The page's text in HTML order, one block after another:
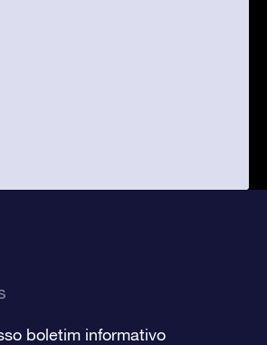
boletim informativo